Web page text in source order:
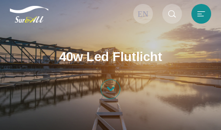
EN  
40w Led Flutlicht
